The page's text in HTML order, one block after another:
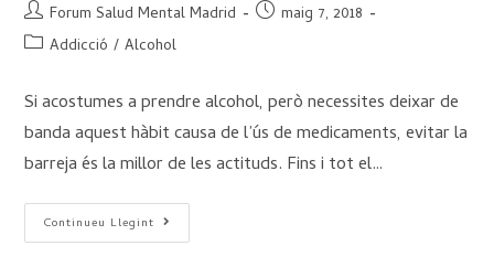
Forum Salud Mental Madrid
maig 7, 2018
Addicció / Alcohol
Si acostumes a prendre alcohol, però necessites deixar de
banda aquest hàbit causa de l’ús de medicaments, evitar la
barreja és la millor de les actituds. Fins i tot el…
Continueu Llegint